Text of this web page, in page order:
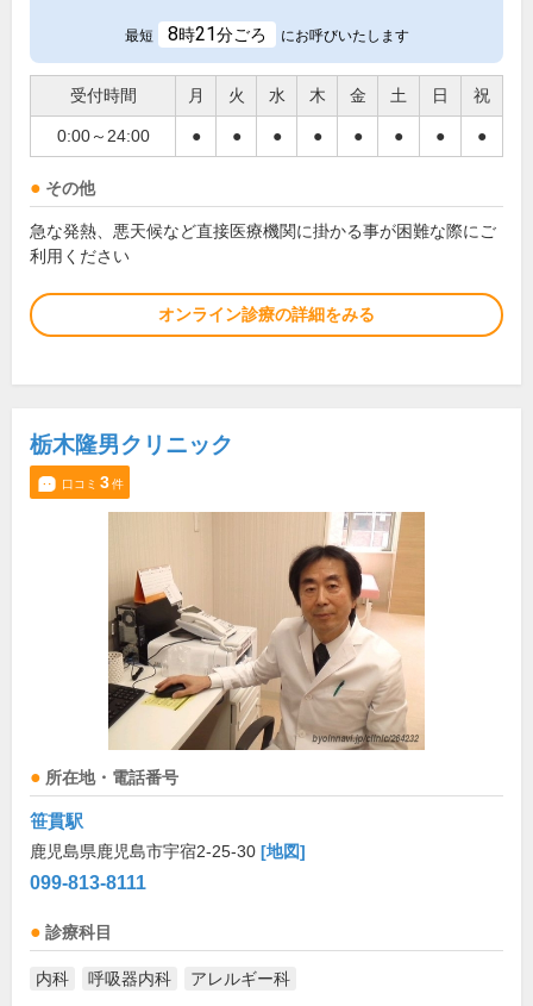
最短 8時21分ごろ にお呼びいたします
受付時間 月 火 水 木 金 土 日 祝
0:00～24:00 ● ● ● ● ● ● ● ●
その他
急な発熱、悪天候など直接医療機関に掛かる事が困難な際にご
利用ください
オンライン診療の詳細をみる
栃木隆男クリニック
口コミ 3件
所在地・電話番号
笹貫駅
鹿児島県鹿児島市宇宿2-25-30 [地図]
099-813-8111
診療科目
内科 呼吸器内科 アレルギー科